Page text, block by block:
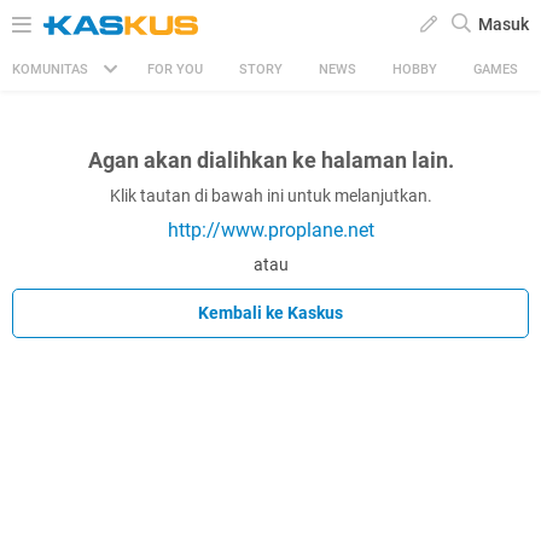
Masuk
KOMUNITAS FOR YOU STORY NEWS HOBBY GAMES
Agan akan dialihkan ke halaman lain.
Klik tautan di bawah ini untuk melanjutkan.
http://www.proplane.net
atau
Kembali ke Kaskus